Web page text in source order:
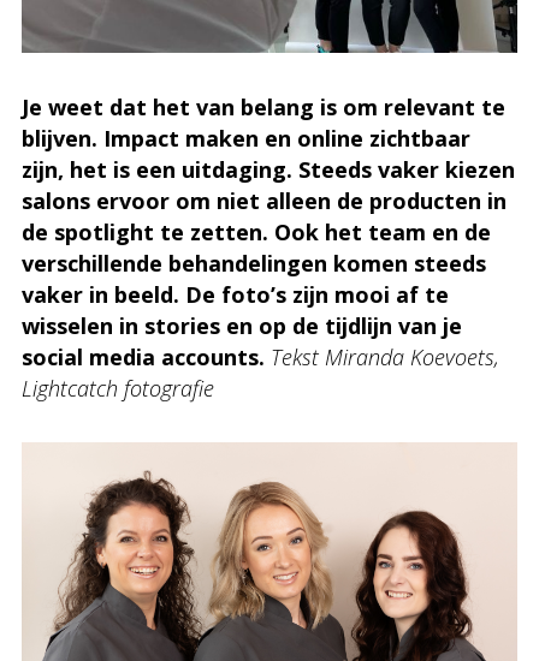
Je weet dat het van belang is om relevant te
blijven. Impact maken en online zichtbaar
zijn, het is een uitdaging. Steeds vaker kiezen
salons ervoor om niet alleen de producten in
de spotlight te zetten. Ook het team en de
verschillende behandelingen komen steeds
vaker in beeld. De foto’s zijn mooi af te
wisselen in stories en op de tijdlijn van je
social media accounts. Tekst Miranda Koevoets,
Lightcatch fotografie